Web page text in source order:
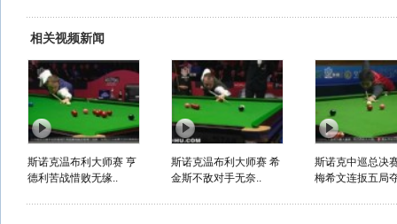
相关视频新闻
斯诺克温布利大师赛 亨
德利苦战惜败无缘..
斯诺克温布利大师赛 希
金斯不敌对手无奈..
斯诺克中巡总决
梅希文连扳五局